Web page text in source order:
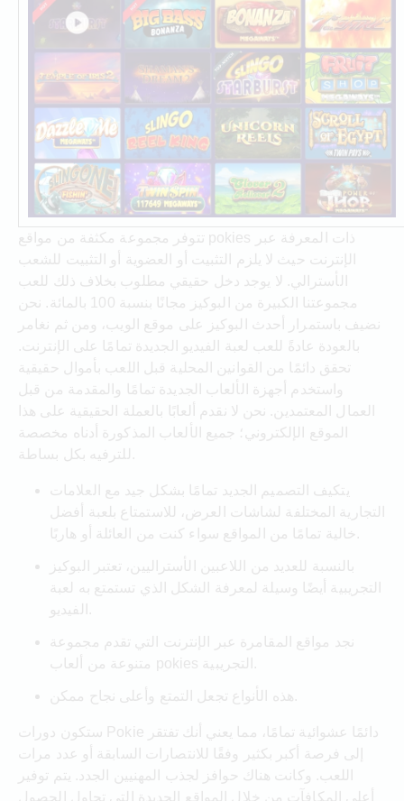
تتوفر مجموعة مكثفة من مواقع pokies ذات المعرفة عبر
الإنترنت حيث لا يلزم التثبيت أو العضوية أو التثبيت للشعب
الأسترالي. لا يوجد دخل حقيقي مطلوب بخلاف ذلك للعب
مجموعتنا الكبيرة من البوكيز مجانًا بنسبة 100 بالمائة. نحن
نضيف باستمرار أحدث البوكيز على موقع الويب، ومن ثم نغامر
بالعودة عادةً للعب لعبة الفيديو الجديدة تمامًا على الإنترنت.
تحقق دائمًا من القوانين المحلية قبل اللعب بأموال حقيقية
واستخدم أجهزة الألعاب الجديدة تمامًا والمقدمة من قبل
العمال المعتمدين. نحن لا نقدم ألعابًا بالعملة الحقيقية على هذا
الموقع الإلكتروني؛ جميع الألعاب المذكورة أدناه مخصصة
للترفيه بكل بساطة.
يتكيف التصميم الجديد تمامًا بشكل جيد مع العلامات
التجارية المختلفة لشاشات العرض، للاستمتاع بلعبة أفضل
خالية تمامًا من المواقع سواء كنت من العائلة أو هاربًا.
بالنسبة للعديد من اللاعبين الأستراليين، تعتبر البوكيز
التجريبية أيضًا وسيلة لمعرفة الشكل الذي تستمتع به لعبة
الفيديو.
نجد مواقع المقامرة عبر الإنترنت التي تقدم مجموعة
متنوعة من ألعاب pokies التجريبية.
هذه الأنواع تجعل التمتع وأعلى نجاح ممكن.
ستكون دورات Pokie دائمًا عشوائية تمامًا، مما يعني أنك تفتقر
إلى فرصة أكبر بكثير وفقًا للانتصارات السابقة أو عدد مرات
اللعب. وكانت هناك حوافز لجذب المهنيين الجدد. يتم توفير
أعلى المكافآت من خلال المواقع الجديدة التي تحاول الحصول